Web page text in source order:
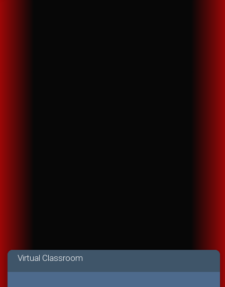
Virtual Classroom